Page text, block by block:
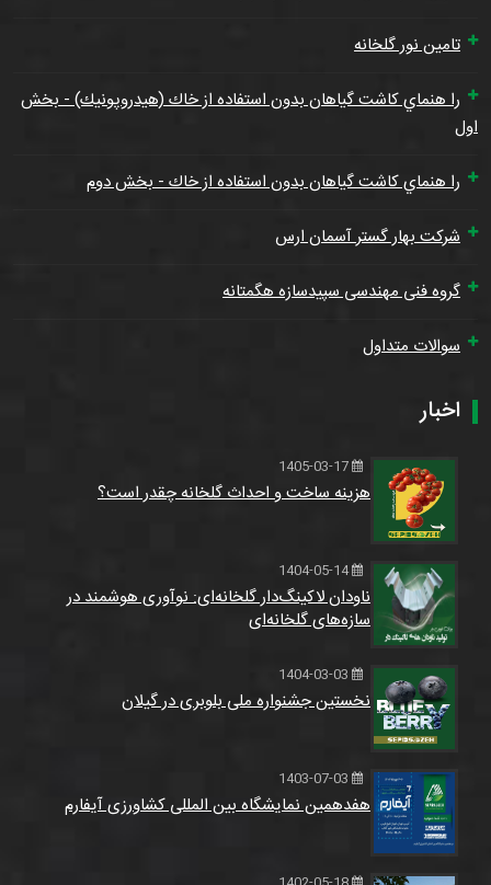
تامین نور گلخانه
را هنماي كاشت گياهان بدون استفاده از خاك (هيدروپونيك) - بخش
اول
را هنماي كاشت گياهان بدون استفاده از خاك - بخش دوم
شرکت بهار گستر آسمان ارس
گروه فنی مهندسی سپیدسازه هگمتانه
سوالات متداول
اخبار
هزینه ساخت و احداث گلخانه چقدر است؟
1404-05-14
ناودان لاکینگ‌دار گلخانه‌ای: نوآوری هوشمند در
سازه‌های گلخانه‌ای
نخستین جشنواره ملی بلوبری در گیلان
هفدهمین نمایشگاه بین المللی کشاورزی آیفارم